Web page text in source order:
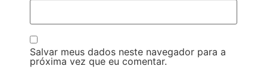
Salvar meus dados neste navegador para a
próxima vez que eu comentar.